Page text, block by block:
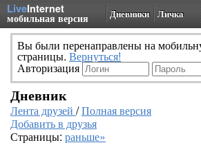
LiveInternet
мобильная версия Дневники Личка
Вы были перенаправлены на
страницы. Вернуться!
Авторизация
Дневник
Лента друзей /Полная версия
Добавить в друзья
Страницы: раньше»